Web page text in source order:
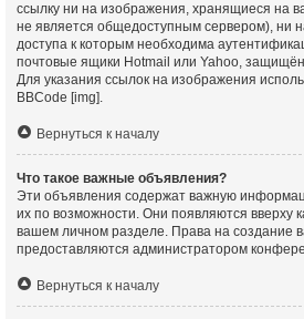
ссылку ни на изображения, хранящиеся на
не является общедоступным сервером), ни
доступа к которым необходима
почтовые ящики Hotmail или Yahoo,
Для указания ссылок на изображения
BBCode [img].
Вернуться к началу
Что такое важные объявления?
Эти объявления содержат важную
их по возможности. Они появляются вверху
вашем личном разделе. Права на создание
предоставляются администратором
Вернуться к началу